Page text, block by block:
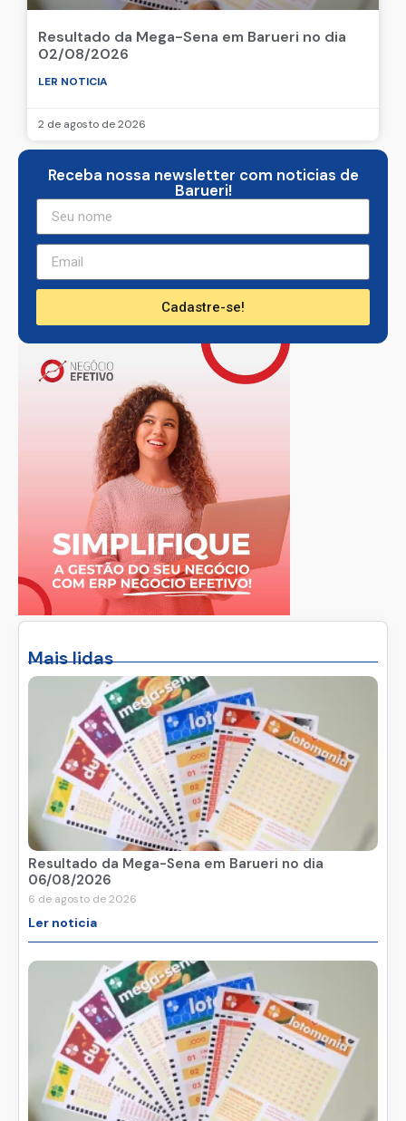
Resultado da Mega-Sena em Barueri no dia
02/08/2026
LER NOTICIA
2 de agosto de 2026
Mais lidas
Resultado da Mega-Sena em Barueri no dia
06/08/2026
6 de agosto de 2026
Ler noticia
Receba nossa newsletter com noticias de
Barueri!
Cadastre-se!